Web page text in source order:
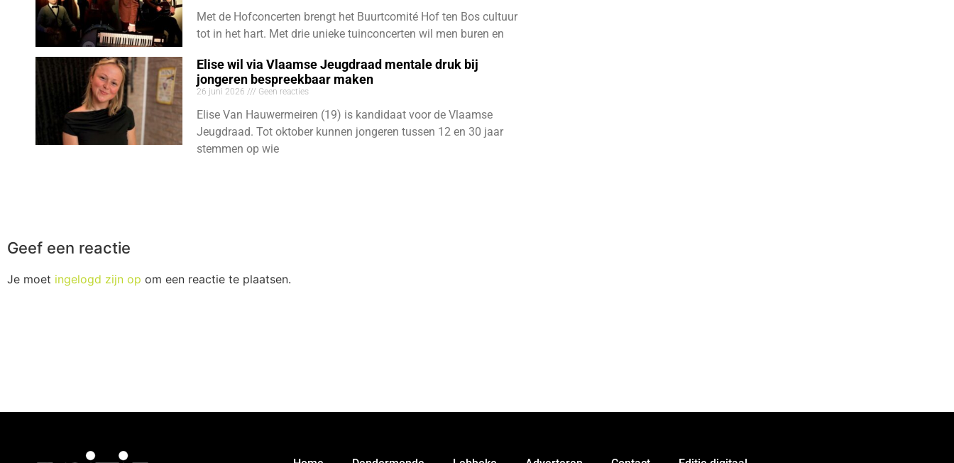
Met de Hofconcerten brengt het Buurtcomité Hof ten Bos cultuur
tot in het hart. Met drie unieke tuinconcerten wil men buren en
Elise wil via Vlaamse Jeugdraad mentale druk bij
jongeren bespreekbaar maken
26 juni 2026 Geen reacties
Elise Van Hauwermeiren (19) is kandidaat voor de Vlaamse
Jeugdraad. Tot oktober kunnen jongeren tussen 12 en 30 jaar
stemmen op wie
Geef een reactie
Je moet ingelogd zijn op om een reactie te plaatsen.